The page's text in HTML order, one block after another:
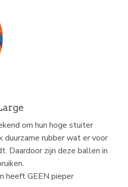
om hun hoge stuiter
duurzame rubber wat er voor
Daardoor zijn deze ballen in
heeft GEEN pieper